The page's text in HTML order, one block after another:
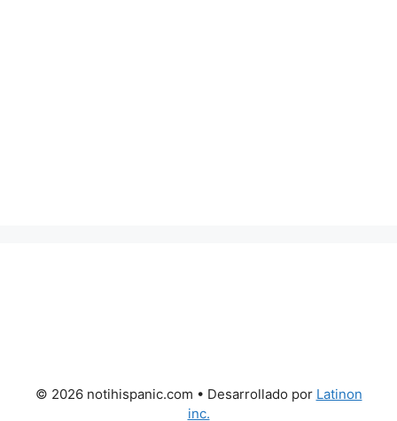
© 2026 notihispanic.com • Desarrollado por Latinon
inc.